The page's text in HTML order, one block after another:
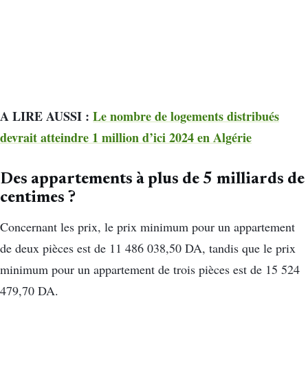
A LIRE AUSSI : Le nombre de logements distribués
devrait atteindre 1 million d’ici 2024 en Algérie
Des appartements à plus de 5 milliards de
centimes ?
Concernant les prix, le prix minimum pour un appartement
de deux pièces est de 11 486 038,50 DA, tandis que le prix
minimum pour un appartement de trois pièces est de 15 524
479,70 DA.